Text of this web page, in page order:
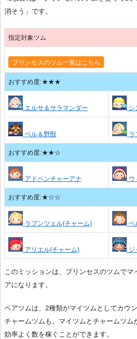
消そう」です。
指定対象ツム
プリンセスのツム一覧はこちら
おすすめ度:★★★
エルサ＆サラマンダー シ
ベル＆野獣 ラ
おすすめ度:★★☆
アドベンチャーアナ ウ
おすすめ度:★☆☆
ラプンツェル(チャーム) ベ
アリエル(チャーム) ジ
このミッションは、プリンセスのツムでマ
アになります。
ペアツムは、2種類がマイツムとしてカウン
チャームツムも、マイツムとチャームツム
効率よく数を稼ぐことができます。